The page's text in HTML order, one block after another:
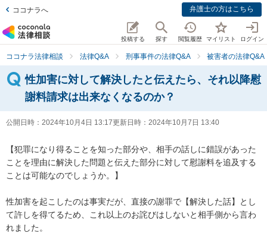
ココナラへ 弁護士の方はこちら
投稿する 探す 閲覧履歴 マイリスト ログイン
ココナラ法律相談 法律Q&A 刑事事件の法律Q&A 被害者の法律Q&A
性加害に対して解決したと伝えたら、それ以降慰
謝料請求は出来なくなるのか？
公開日時： 2024年10月4日 13:17更新日時： 2024年10月7日 13:40
【犯罪になり得ることを知った部分や、相手の話しに錯誤があった
ことを理由に解決した問題と伝えた部分に対して慰謝料を追及する
ことは可能なのでしょうか。】
性加害を起こしたのは事実だが、直接の謝罪で【解決した話】とし
て許しを得てるため、これ以上のお詫びはしないと相手側から言わ
れました。